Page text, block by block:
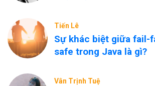
Tiến Lê
Sự khác biệt giữa fail-
safe trong Java là gì?
Vân Trịnh Tuệ